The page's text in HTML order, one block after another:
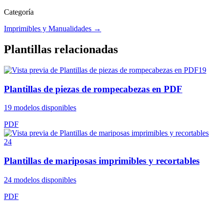
Categoría
Imprimibles y Manualidades →
Plantillas relacionadas
19
Plantillas de piezas de rompecabezas en PDF
19 modelos disponibles
PDF
24
Plantillas de mariposas imprimibles y recortables
24 modelos disponibles
PDF